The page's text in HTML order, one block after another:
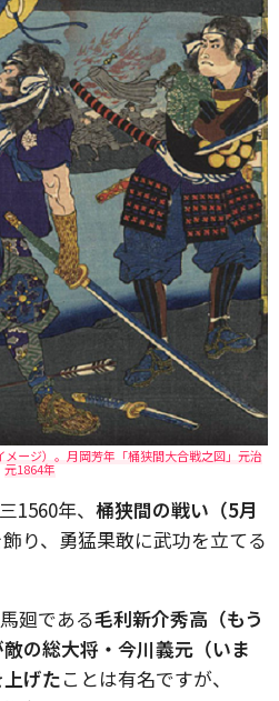
ージ）。月岡芳年「桶狭間大合戦之図」元治
元1864年
1560年、 桶狭間の戦い（5月
り、勇猛果敢に武功を立てる
廻である毛利新介秀高（もう
の総大将・今川義元（いま
げたことは有名ですが、